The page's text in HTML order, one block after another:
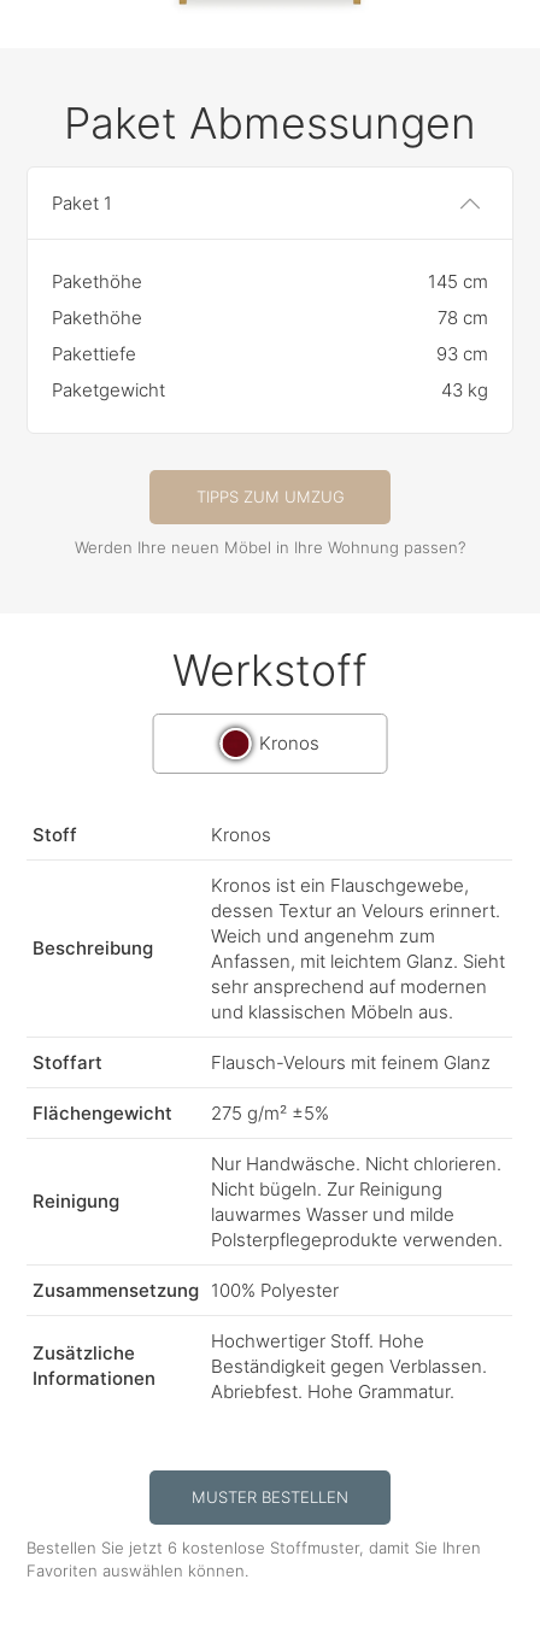
Paket Abmessungen
Paket 1
Pakethöhe
145 cm
Pakethöhe
78 cm
Pakettiefe
93 cm
Paketgewicht
43 kg
TIPPS ZUM UMZUG
Werden Ihre neuen Möbel in Ihre Wohnung passen?
Werkstoff
Kronos
Stoff Kronos
Beschreibung
Kronos ist ein Flauschgewebe,
dessen Textur an Velours erinnert.
Weich und angenehm zum
Anfassen, mit leichtem Glanz. Sieht
sehr ansprechend auf modernen
und klassischen Möbeln aus.
Stoffart Flausch-Velours mit feinem Glanz
Flächengewicht 275 g/m² ±5%
Reinigung
Nur Handwäsche. Nicht chlorieren.
Nicht bügeln. Zur Reinigung
lauwarmes Wasser und milde
Polsterpflegeprodukte verwenden.
Zusammensetzung 100% Polyester
Zusätzliche
Informationen
Hochwertiger Stoff. Hohe
Beständigkeit gegen Verblassen.
Abriebfest. Hohe Grammatur.
MUSTER BESTELLEN
Bestellen Sie jetzt 6 kostenlose Stoffmuster, damit Sie Ihren
Favoriten auswählen können.